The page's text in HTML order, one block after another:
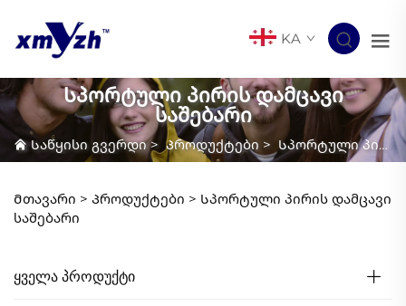
KA
Სპორტული პირის დამცავი
საშებარი
Საწყისი გვერდი> Პროდუქტები > Სპორტული პირის დამცავი საშებარი
Მთავარი > Პროდუქტები > Სპორტული პირის დამცავი
საშებარი
ᲧᲕᲔᲚᲐ ᲞᲠᲝᲓᲣᲥᲢᲘ